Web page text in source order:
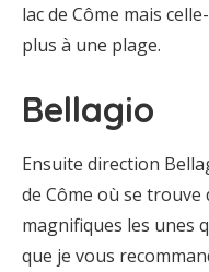
lac de Côme mais
plus à une plage.
Bellagio
Ensuite direction
de Côme où se
magnifiques les unes
que je vous